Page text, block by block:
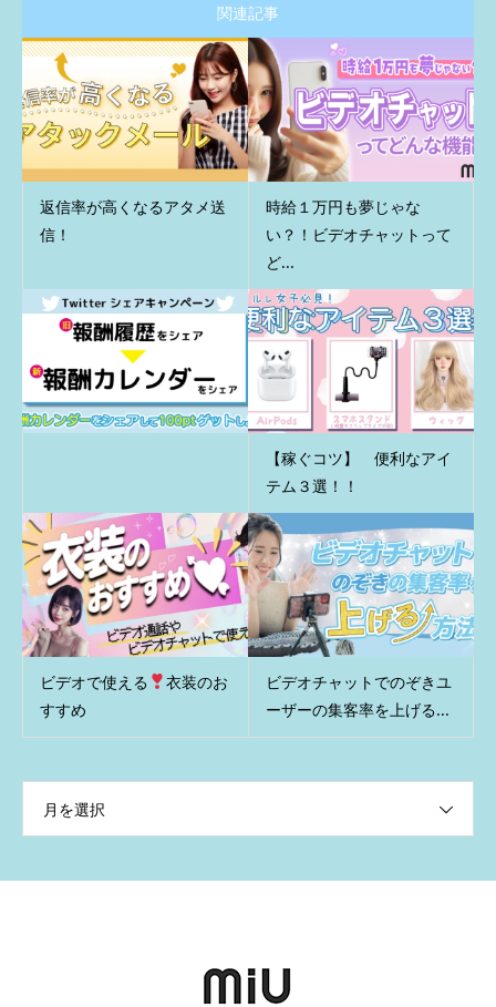
関連記事
返信率が高くなるアタメ送
信！
時給１万円も夢じゃな
い？！ビデオチャットって
ど...
【稼ぐコツ】 便利なアイ
テム３選！！
ビデオで使える
衣装のお
すすめ
ビデオチャットでのぞきユ
ーザーの集客率を上げる...
月を選択